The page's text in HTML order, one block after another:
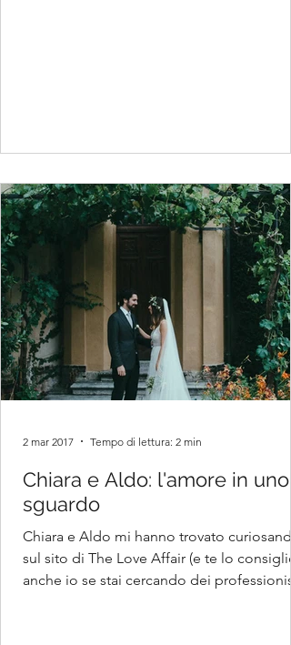
Chiara e Aldo: l'amore in uno
sguardo
Chiara e Aldo mi hanno trovato
sul sito di The Love Affair (e te lo consiglio
anche io se stai cercando dei
2 mar 2017 Tempo di lettura: 2 min